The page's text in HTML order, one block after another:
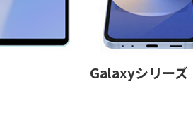
Galaxyシリーズ